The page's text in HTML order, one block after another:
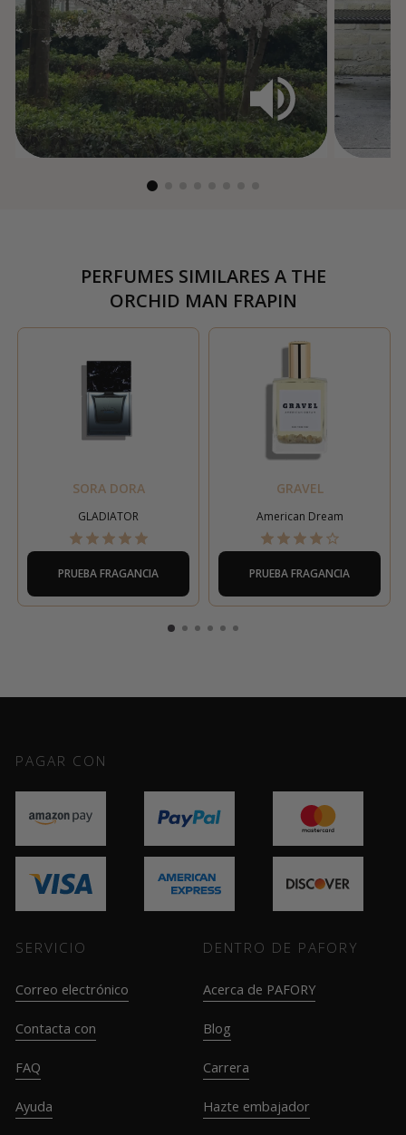
PERFUMES SIMILARES ATHE
ORCHID MAN FRAPIN
SORA DORA
GLADIATOR
PRUEBA FRAGANCIA
GRAVEL
American Dream
PRUEBA FRAGANCIA
PAGAR CON
SERVICIO
Correo electrónico
Contacta con
FAQ
Ayuda
DENTRO DE PAFORY
Acerca de PAFORY
Blog
Carrera
Hazte embajador